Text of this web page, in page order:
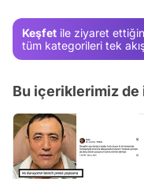
Keşfet ile ziyaret ettiğin
tüm kategorileri tek
Bu içeriklerimiz